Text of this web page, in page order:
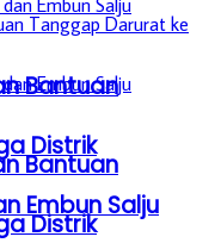
Bantuan
Distrik
Embun Salju
Bantuan
Distrik